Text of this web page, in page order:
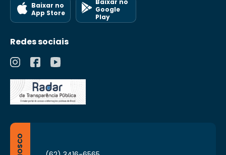
Baixar no
App Store
Google
Play
Redes sociais